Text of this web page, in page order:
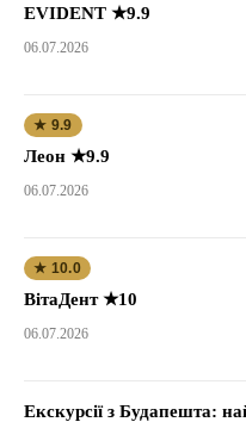
EVIDENT ★9.9
06.07.2026
★ 9.9
Леон ★9.9
06.07.2026
★ 10.0
ВітаДент ★10
06.07.2026
Екскурсії з Будапешта: